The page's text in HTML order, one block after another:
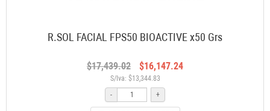
R.SOL FACIAL FPS50 BIOACTIVE x50 Grs
$17,439.02 $16,147.24
S/Iva: $13,344.83
-
+